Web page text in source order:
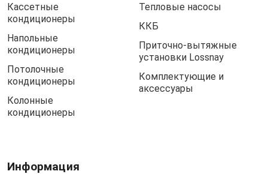
Кассетные
кондиционеры
Напольные
кондиционеры
Потолочные
кондиционеры
Колонные
кондиционеры
Тепловые насосы
ККБ
Приточно-вытяжные
установки Lossnay
Комплектующие и
аксессуары
Информация